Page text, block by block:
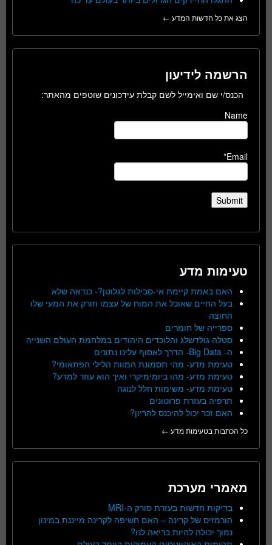
הצג את כל חדשות המדע ←
הרשמה לידיעון
הכנס/י שם ואימייל לשם קבלת עידכונים שוטפים מהאתר:
Name
Email*
טעימות מדע
האם באמת קיימת אי-סבילות לגלוטן?- כנראה שלא
בעל החיים שאוכל את המוח של עצמו וזורק את המעי שלו
החוצה
ספרייה של חומרים
סטלה גולדשלג והלוכדים היהודים במלחמת העולם השנייה
ה- Big Data- הדרך לאסוף עלינו נתונים
טעימת מדע- מהי תסמונת המוות הלילי הפתאומי?
טעימת מדע- מהו ביומימיקרי ואיך הוא עוזר למדע?
טעימת מדע- משימות חלל לנוגה
תרפיה בעזרת פרוטונים
האם זכר יכול להיכנס להריון?
כל הכתבות בטעימות מדע ←
מאמרי מערכת
בדיקות חדשות בעזרת סורק ה-MRI
הורמזיס של קרינה – האם חשיפה לקרינה מייננת במינון
נמוך יכולה להיות בריאה לנו?